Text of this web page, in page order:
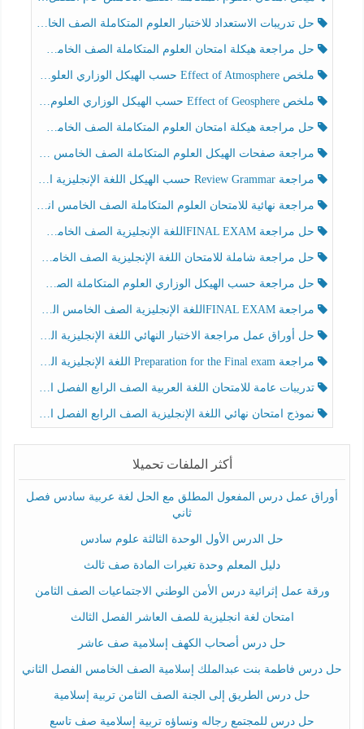
حل تدريبات الاستعداد للاختبار العلوم المتكاملة الصف الخامس عام الفصل الثالث
حل مراجعة هيكلة امتحان العلوم المتكاملة الصف الخامس انسبير الفصل الثالث
ملخص Effect of Atmosphere حسب الهيكل الوزاري العلوم المتكاملة الصف الخامس انسبير الفصل الثالث
ملخص Effect of Geosphere حسب الهيكل الوزاري العلوم المتكاملة الصف الخامس انسبير الفصل الثالث
حل مراجعة هيكلة امتحان العلوم المتكاملة الصف الخامس عام الفصل الثالث
مراجعة صفحات الهيكل العلوم المتكاملة الصف الخامس انسبير الفصل الثالث
مراجعة Review Grammar حسب الهيكل اللغة الإنجليزية الصف الخامس الفصل الثالث
مراجعة نهائية للامتحان العلوم المتكاملة الصف الخامس انسبير الفصل الثالث
حل مراجعة FINAL EXAMاللغة الإنجليزية الصف الخامس الفصل الثالث
حل مراجعة شاملة للامتحان اللغة الإنجليزية الصف الخامس الفصل الثالث
حل مراجعة حسب الهيكل الوزاري العلوم المتكاملة الصف الخامس عام الفصل الثالث
مراجعة FINAL EXAMاللغة الإنجليزية الصف الخامس الفصل الثالث
حل أوراق عمل مراجعة الاختبار النهائي اللغة الإنجليزية الصف الرابع الفصل الثالث
مراجعة Preparation for the Final exam اللغة الإنجليزية الصف الرابع الفصل الثالث
تدريبات عامة للامتحان اللغة العربية الصف الرابع الفصل الثالث
نموذج امتحان نهائي اللغة الإنجليزية الصف الرابع الفصل الثالث
أكثر الملفات تحميلا
أوراق عمل درس المفعول المطلق مع الحل لغة عربية سادس فصل
ثاني
حل الدرس الأول الوحدة الثالثة علوم سادس
دليل المعلم وحدة تغيرات المادة صف ثالث
ورقة عمل إثرائية درس الأمن الوطني الاجتماعيات الصف الثامن
امتحان لغة انجليزية للصف العاشر الفصل الثالث
حل درس أصحاب الكهف إسلامية صف عاشر
حل درس فاطمة بنت عبدالملك إسلامية الصف الخامس الفصل الثاني
حل درس الطريق إلى الجنة الصف الثامن تربية إسلامية
حل درس للمجتمع رجاله ونساؤه تربية إسلامية صف تاسع